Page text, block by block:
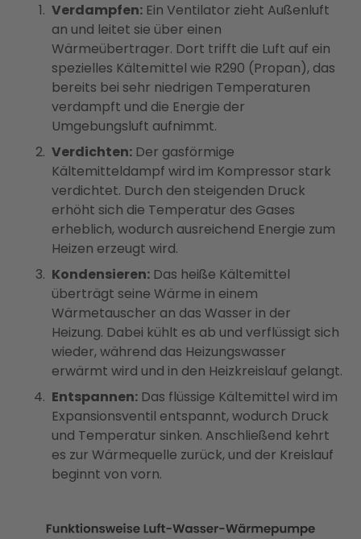
Verdampfen: Ein Ventilator zieht Außenluft
an und leitet sie über einen
Wärmeübertrager. Dort trifft die Luft auf ein
spezielles Kältemittel wie R290 (Propan), das
bereits bei sehr niedrigen Temperaturen
verdampft und die Energie der
Umgebungsluft aufnimmt.
Verdichten: Der gasförmige
Kältemitteldampf wird im Kompressor stark
verdichtet. Durch den steigenden Druck
erhöht sich die Temperatur des Gases
erheblich, wodurch ausreichend Energie zum
Heizen erzeugt wird.
Kondensieren: Das heiße Kältemittel
überträgt seine Wärme in einem
Wärmetauscher an das Wasser in der
Heizung. Dabei kühlt es ab und verflüssigt sich
wieder, während das Heizungswasser
erwärmt wird und in den Heizkreislauf gelangt.
Entspannen: Das flüssige Kältemittel wird im
Expansionsventil entspannt, wodurch Druck
und Temperatur sinken. Anschließend kehrt
es zur Wärmequelle zurück, und der Kreislauf
beginnt von vorn.